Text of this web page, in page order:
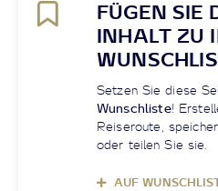
FÜGEN SIE
INHALT ZU
Setzen Sie diese
Wunschliste!
Reiseroute,
oder teilen Sie sie.
AUF